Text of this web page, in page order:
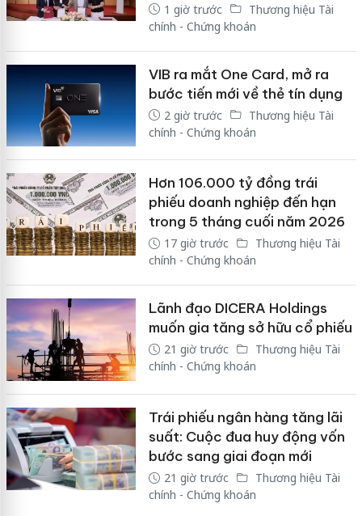
1 giờ trước
Thương hiệu Tài
chính - Chứng khoán
VIB ra mắt One Card, mở ra
bước tiến mới về thẻ tín dụng
2 giờ trước
Thương hiệu Tài
chính - Chứng khoán
Hơn 106.000 tỷ đồng trái
phiếu doanh nghiệp đến hạn
trong 5 tháng cuối năm 2026
17 giờ trước
Thương hiệu Tài
chính - Chứng khoán
Lãnh đạo DICERA Holdings
muốn gia tăng sở hữu cổ phiếu
21 giờ trước
Thương hiệu Tài
chính - Chứng khoán
Trái phiếu ngân hàng tăng lãi
suất: Cuộc đua huy động vốn
bước sang giai đoạn mới
21 giờ trước
Thương hiệu Tài
chính - Chứng khoán